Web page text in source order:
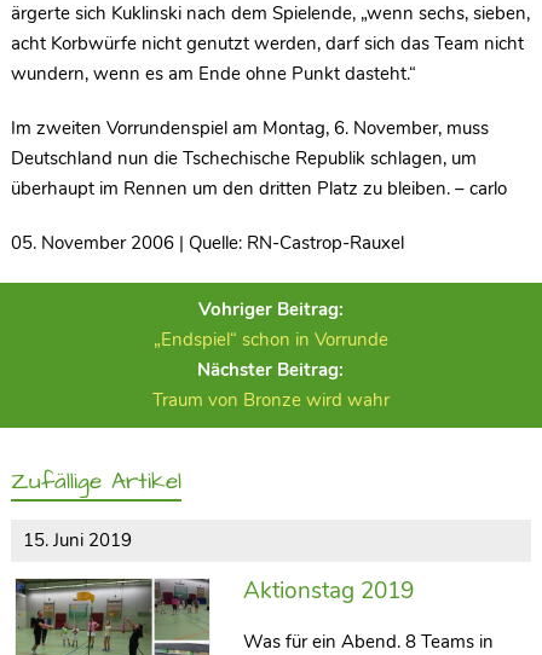
ärgerte sich Kuklinski nach dem Spielende, „wenn sechs, sieben,
acht Korbwürfe nicht genutzt werden, darf sich das Team nicht
wundern, wenn es am Ende ohne Punkt dasteht.“
Im zweiten Vorrundenspiel am Montag, 6. November, muss
Deutschland nun die Tschechische Republik schlagen, um
überhaupt im Rennen um den dritten Platz zu bleiben. – carlo
05. November 2006 | Quelle: RN-Castrop-Rauxel
Vohriger Beitrag:
„Endspiel“ schon in Vorrunde
Nächster Beitrag:
Traum von Bronze wird wahr
Zufällige Artikel
15. Juni 2019
Aktionstag 2019
Was für ein Abend. 8 Teams in